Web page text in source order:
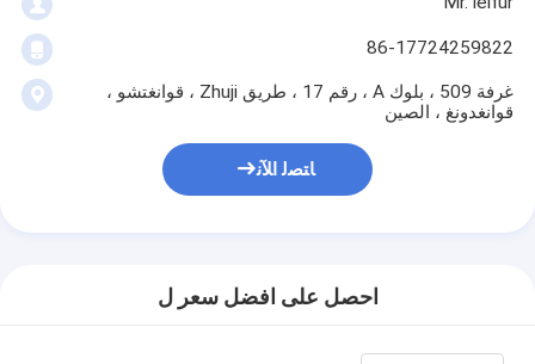
86-17724259822
غرفة 509 ، بلوك A ، رقم 17 ، طريق Zhuji ، قوانغتشو ،
قوانغدونغ ، الصين
ﺎﺘﺼﻟ ﺍﻶﻧ
احصل على افضل سعر ل